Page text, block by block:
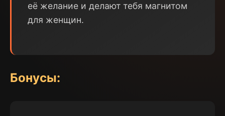
её желание и делают тебя магнитом
для женщин.
Бонусы: